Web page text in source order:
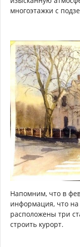
многоэтажки с
Напомним, что в
информация, что на
расположены три
строить курорт.